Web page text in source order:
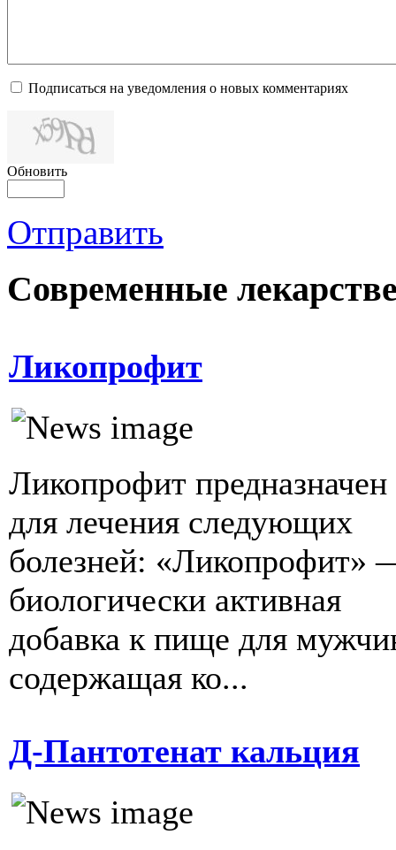
Подписаться на уведомления о новых комментариях
Обновить
Отправить
Современные
Ликопрофит
Ликопрофит предназначен
для лечения следующих
болезней: «Ликопрофит»
биологически активная
добавка к пище для
содержащая ко...
Д-Пантотенат кальция